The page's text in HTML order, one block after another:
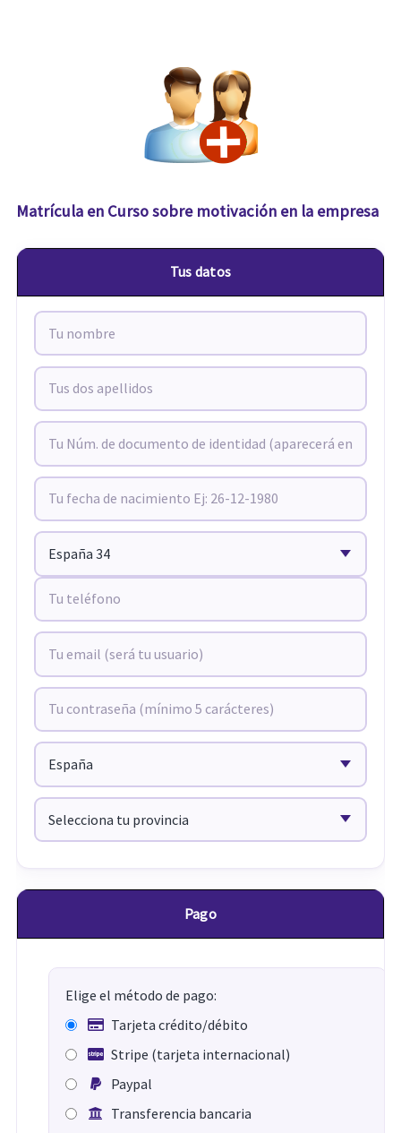
Matrícula en Curso sobre motivación en la empresa
Tus datos
Pago
Elige el método de pago:
Tarjeta crédito/débito
Stripe (tarjeta internacional)
Paypal
Transferencia bancaria